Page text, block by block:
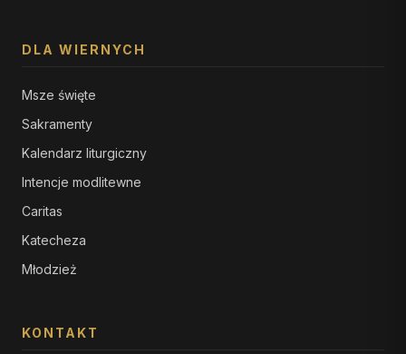
DLA WIERNYCH
Msze święte
Sakramenty
Kalendarz liturgiczny
Intencje modlitewne
Caritas
Katecheza
Młodzież
KONTAKT